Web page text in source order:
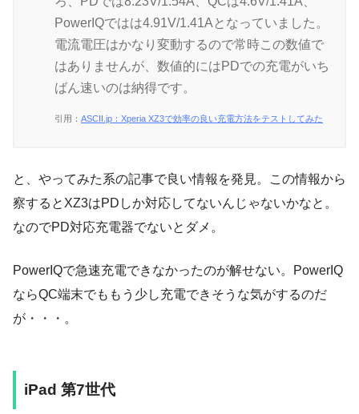
PowerIQではは4.91V/1.41Aとなっていました。
電流電圧はかなり変動するので常時この数値で
はありませんが、数値的にはPDでの充電がいち
ばん速いのは納得です。
引用： ASCII.jp：Xperia XZ3で効率の良い充電方法をテストしてみた
と、やってみた系の記事で良い情報を発見。この情報から
察するとXZ3はPDしか対応してないんじゃないかなと。
なのでPD対応充電器でないとダメ。
PowerIQで急速充電できなかったのが解せない。PowerIQ
ならQC端末でももう少し充電できそうな気がするのだ
が・・・。
iPad 第7世代